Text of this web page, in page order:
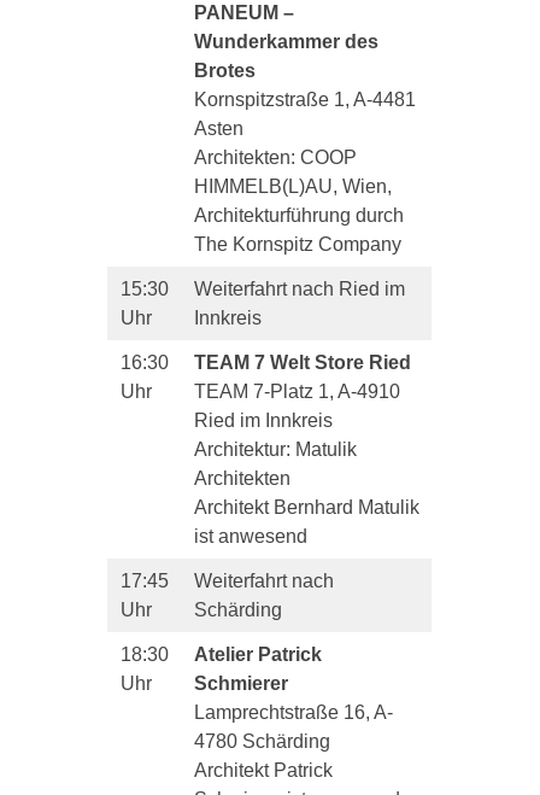
PANEUM –
Wunderkammer des
Brotes
Kornspitzstraße 1, A-4481
Asten
Architekten: COOP
HIMMELB(L)AU, Wien,
Architekturführung durch
The Kornspitz Company
15:30
Uhr
Weiterfahrt nach Ried im
Innkreis
16:30
Uhr
TEAM 7 Welt Store Ried
TEAM 7-Platz 1, A-4910
Ried im Innkreis
Architektur: Matulik
Architekten
Architekt Bernhard Matulik
ist anwesend
17:45
Uhr
Weiterfahrt nach
Schärding
18:30
Uhr
Atelier Patrick
Schmierer
Lamprechtstraße 16, A-
4780 Schärding
Architekt Patrick